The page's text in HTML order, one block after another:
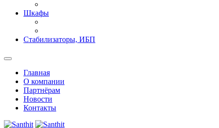
Шкафы
Стабилизаторы, ИБП
Главная
О компании
Партнёрам
Новости
Контакты